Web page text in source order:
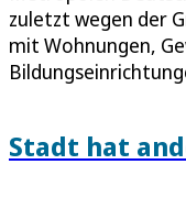
zuletzt wegen der
mit Wohnungen,
Stadt hat